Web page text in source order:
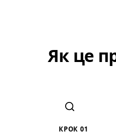
Як це
КРОК 01